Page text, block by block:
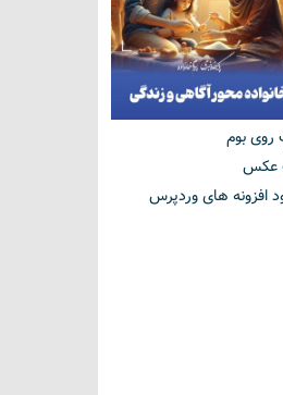
بوم
عکس
افزونه های وردپرس